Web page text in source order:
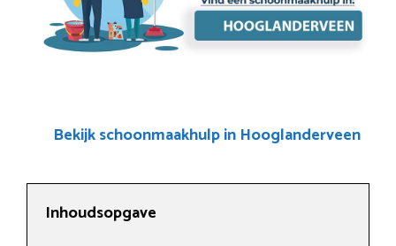
Bekijk schoonmaakhulp in Hooglanderveen
Inhoudsopgave